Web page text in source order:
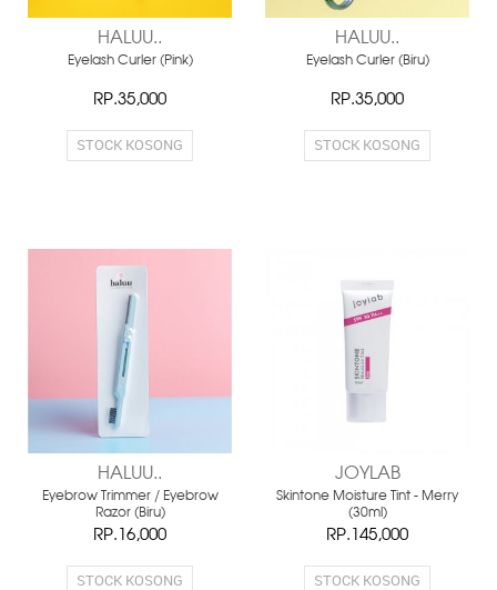
HALUU..
Eyelash Curler (Pink)
RP.35,000
STOCK KOSONG
HALUU..
Eyelash Curler (Biru)
RP.35,000
STOCK KOSONG
HALUU..
Eyebrow Trimmer / Eyebrow
Razor (Biru)
RP.16,000
STOCK KOSONG
JOYLAB
Skintone Moisture Tint - Merry
(30ml)
RP.145,000
STOCK KOSONG